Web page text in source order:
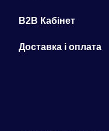
B2B Кабінет
Доставка і оплата